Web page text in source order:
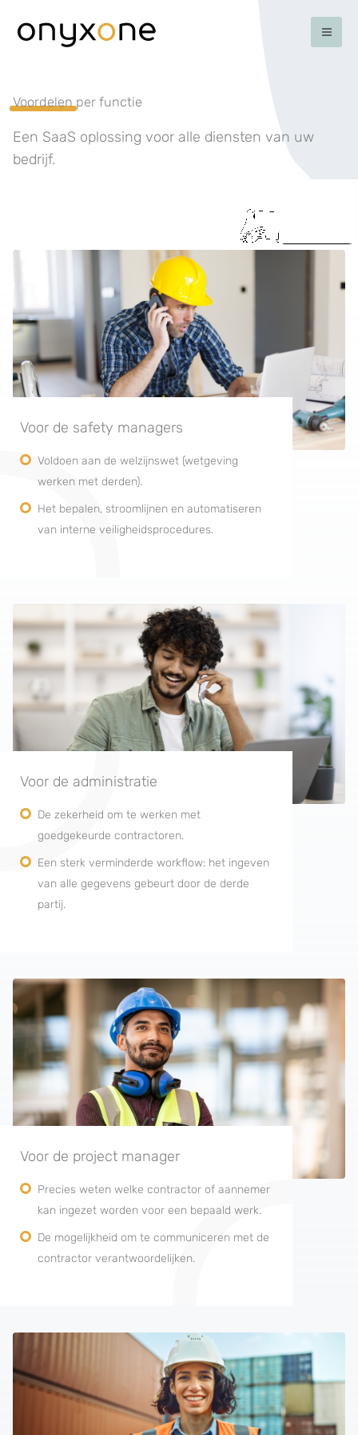
naar
Voordelenper functie
Een SaaS oplossing voor alle diensten van uw
bedrijf.
Voor de safety managers
Voldoen aan de welzijnswet (wetgeving
werken met derden).
Het bepalen, stroomlijnen en automatiseren
van interne veiligheidsprocedures.
Voor de administratie
De zekerheid om te werken met
goedgekeurde contractoren.
Een sterk verminderde workflow: het ingeven
van alle gegevens gebeurt door de derde
partij.
Voor de project manager
Precies weten welke contractor of aannemer
kan ingezet worden voor een bepaald werk.
De mogelijkheid om te communiceren met de
contractor verantwoordelijken.